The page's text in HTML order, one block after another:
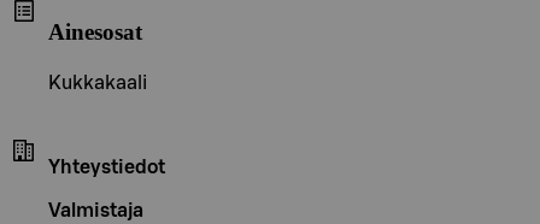
Ainesosat
Kukkakaali
Yhteystiedot
Valmistaja